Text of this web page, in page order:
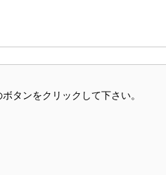
タンをクリックして下さい。